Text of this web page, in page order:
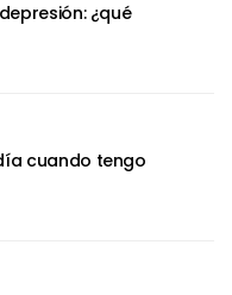
¿qué
cuando tengo